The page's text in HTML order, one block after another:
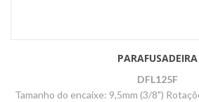
PARAFUSADEIRA
DFL125F
Tamanho do encaixe: 9,5mm (3/8")